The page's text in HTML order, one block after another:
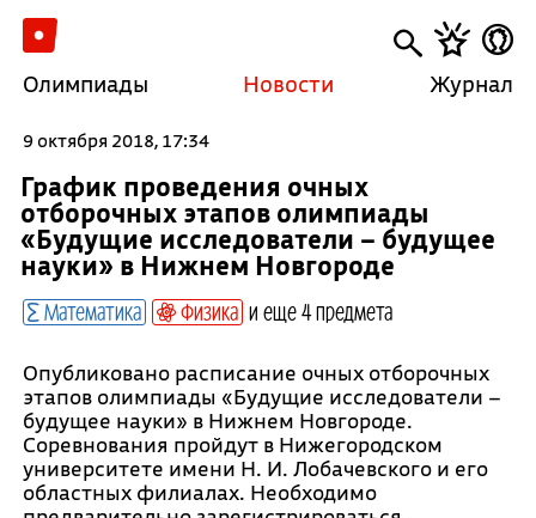
Олимпиады Новости Журнал
9 октября 2018, 17:34
График проведения очных
отборочных этапов олимпиады
«Будущие исследователи – будущее
науки» в Нижнем Новгороде
Математика Физика и еще 4 предмета
Опубликовано расписание очных отборочных
этапов олимпиады «Будущие исследователи –
будущее науки» в Нижнем Новгороде.
Соревнования пройдут в Нижегородском
университете имени Н. И. Лобачевского и его
областных филиалах. Необходимо